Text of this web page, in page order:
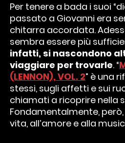
Per tenere a bada i suoi
passato a Giovanni era
chitarra accordata.
sembra essere più
infatti, si nascondono
viaggiare per trovarle. “
(LENNON), VOL. 2” è una
stessi, sugli affetti e sui
chiamati a ricoprire nella
Fondamentalmente,
vita, all’amore e alla